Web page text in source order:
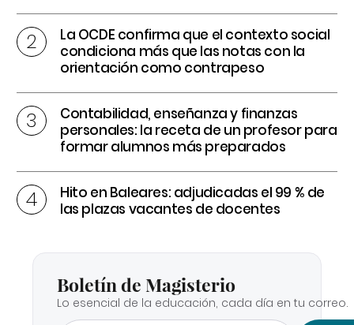
La OCDE confirma que el contexto social
condiciona más que las notas con la
orientación como contrapeso
Contabilidad, enseñanza y finanzas
personales: la receta de un profesor para
formar alumnos más preparados
Hito en Baleares: adjudicadas el 99 % de
las plazas vacantes de docentes
Boletín de Magisterio
Lo esencial de la educación, cada día en tu correo.